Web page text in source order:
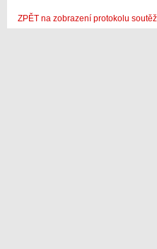
ZPĚT na zobrazení protokolu